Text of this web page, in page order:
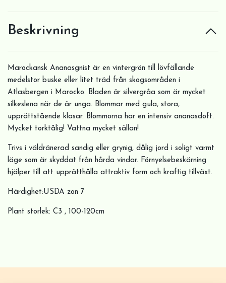
Beskrivning
Marockansk Ananasgnist är en vintergrön till lövfällande
medelstor buske eller litet träd från skogsområden i
Atlasbergen i Marocko. Bladen är silvergråa som är mycket
silkeslena när de är unga. Blommar med gula, stora,
upprättstående klasar. Blommorna har en intensiv ananasdoft.
Mycket torktålig! Vattna mycket sällan!
Trivs i väldränerad sandig eller grynig, dålig jord i soligt varmt
läge som är skyddat från hårda vindar. Förnyelsebeskärning
hjälper till att upprätthålla attraktiv form och kraftig tillväxt.
Härdighet:USDA zon 7
Plant storlek: C3 , 100-120cm